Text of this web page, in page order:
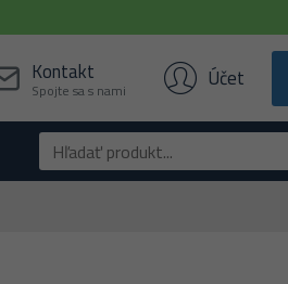
Kontakt
Spojte sa s nami Účet